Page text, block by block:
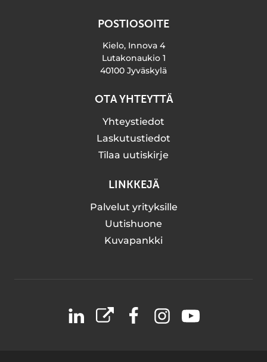
POSTIOSOITE
Kielo, Innova 4
Lutakonaukio 1
40100 Jyväskylä
OTA YHTEYTTÄ
Yhteystiedot
Laskutustiedot
Tilaa uutiskirje
LINKKEJÄ
Palvelut yrityksille
Uutishuone
Kuvapankki
LinkedIn
X FacebookInstagramYouTube